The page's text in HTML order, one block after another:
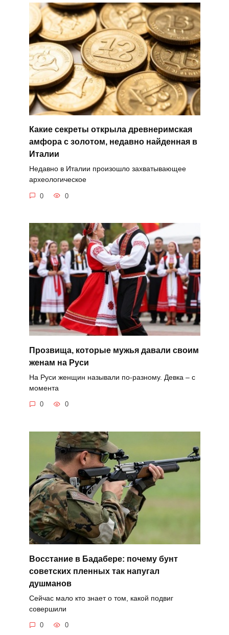
Какие секреты открыла древнеримская
амфора с золотом, недавно найденная в
Италии
Недавно в Италии произошло захватывающее
археологическое
0 0
Прозвища, которые мужья давали своим
женам на Руси
На Руси женщин называли по-разному. Девка – с
момента
0 0
Восстание в Бадабере: почему бунт
советских пленных так напугал
душманов
Сейчас мало кто знает о том, какой подвиг
совершили
0 0